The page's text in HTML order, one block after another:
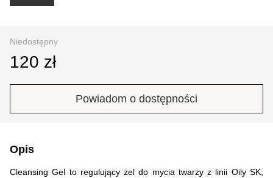
Niedostępny
120 zł
Powiadom o dostępności
Opis
Cleansing Gel to regulujący żel do mycia twarzy z linii Oily SK,